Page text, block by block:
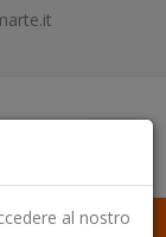
al nostro